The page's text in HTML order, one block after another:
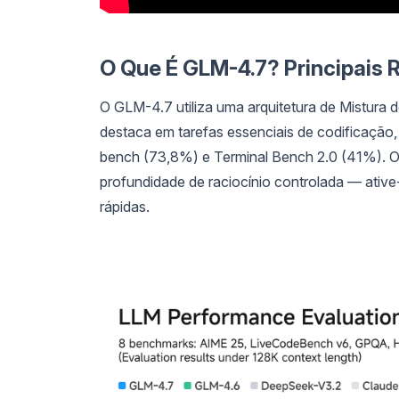
O Que É GLM-4.7?
O GLM-4.7 utiliza uma arquitetura de Mistura
destaca em tarefas essenciais de
bench (73,8%) e Terminal Bench 2.0 (41%).
profundidade de raciocínio controlada —
rápidas.